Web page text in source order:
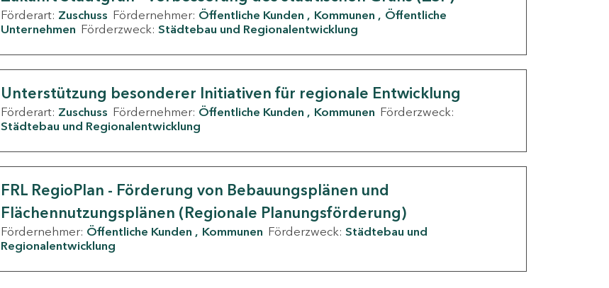
Förderart: Zuschuss Fördernehmer: Öffentliche Kunden Kommunen
Öffentliche
Unternehmen Förderzweck: Städtebau und Regionalentwicklung
Unterstützung besonderer Initiativen für regionale Entwicklung
Förderart: Zuschuss Fördernehmer: Öffentliche Kunden Kommunen Förderzweck:
Städtebau und Regionalentwicklung
FRL RegioPlan - Förderung von Bebauungsplänen und
Flächennutzungsplänen (Regionale Planungsförderung)
Fördernehmer: Öffentliche Kunden Kommunen Förderzweck: Städtebau und
Regionalentwicklung